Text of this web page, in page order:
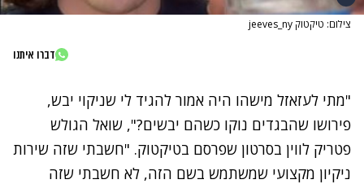
צילום: טיקטוק jeeves_ny
דברו איתנו
"מתי לעזאזל מישהו היה אמור להגיד לי שניקוי יבש,
פירושו שהבגדים נוקו כשהם יבשים?", שואל הגולש
פטריק לווין בסרטון שפרסם בטיקטוק. "חשבתי שזה שירות
ניקיון מקצועי שמשתמש בשם הזה, לא חשבתי שזה